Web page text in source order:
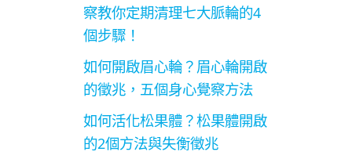
察教你定期清理七大脈輪的4
個步驟！
如何開啟眉心輪？眉心輪開啟
的徵兆，五個身心覺察方法
如何活化松果體？松果體開啟
的2個方法與失衡徵兆